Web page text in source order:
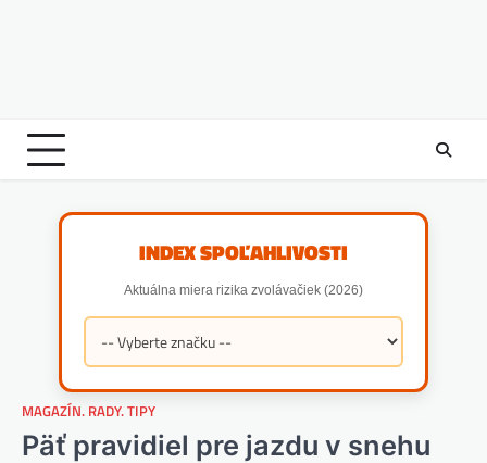
INDEX SPOĽAHLIVOSTI
Aktuálna miera rizika zvolávačiek (2026)
MAGAZÍN. RADY. TIPY
Päť pravidiel pre jazdu v snehu